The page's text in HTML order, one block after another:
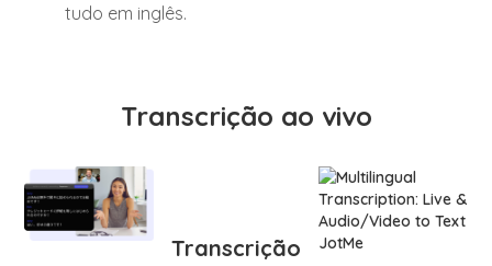
tudo em inglês.
Transcrição ao vivo
Transcrição